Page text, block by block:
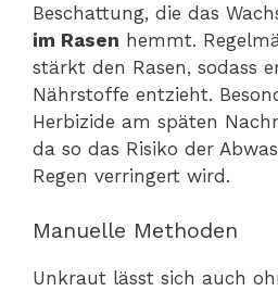
Beschattung, die das
im Rasen hemmt.
stärkt den Rasen, sodass
Nährstoffe entzieht.
Herbizide am späten
da so das Risiko der
Regen verringert wird.
Manuelle Methoden
Unkraut lässt sich auch